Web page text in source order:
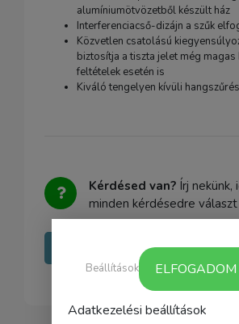
alumíniumötvözetből készült ház
Interferenciacső-dizájn a szűk
Közvetlen csatolású
biztosítja a tiszta jelet még magas
feltételek esetén is
Kiváló tengelyen kívüli hangszűrés
Kérdésed van? Írj nekünk,
minden kérdésedre választ
Írj nekünk
Adatkezelési beállítások
Beállítások ELFOGADOM